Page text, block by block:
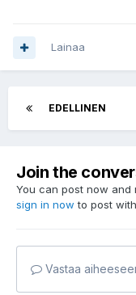
Lainaa
EDELLINEN
Join the
You can post now and
sign in now to post
Vastaa